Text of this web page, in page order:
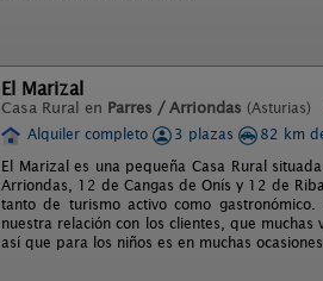
El Marizal
Casa Rural en Parres / Arriondas (Asturias)
Alquiler completo
3 plazas
82 km
El Marizal es una pequeña Casa Rural
Arriondas, 12 de Cangas de Onís y 12 de
tanto de turismo activo como
nuestra relación con los clientes, que
así que para los niños es en muchas